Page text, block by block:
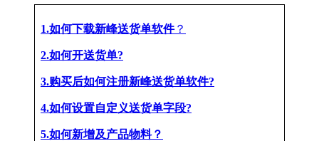
1.如何下载新峰送货单软件？
2.如何开送货单?
3.购买后如何注册新峰送货单软件?
4.如何设置自定义送货单字段?
5.如何新增及产品物料？